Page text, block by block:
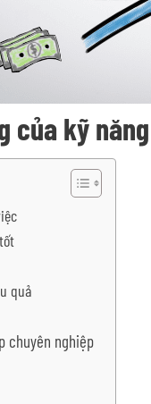
của kỹ
quả
chuyên nghiệp